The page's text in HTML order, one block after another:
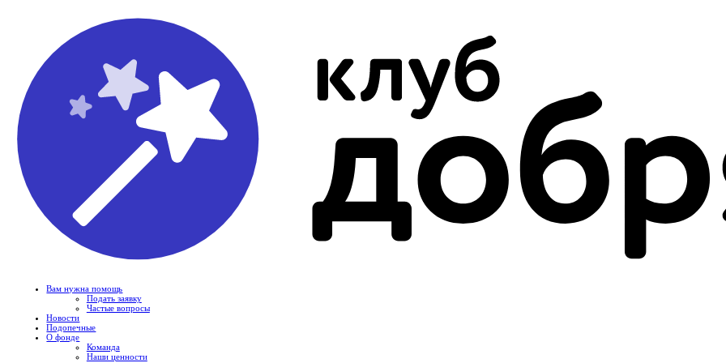
Вам нужна помощь
Подать заявку
Частые вопросы
Новости
Подопечные
О фонде
Команда
Наши ценности